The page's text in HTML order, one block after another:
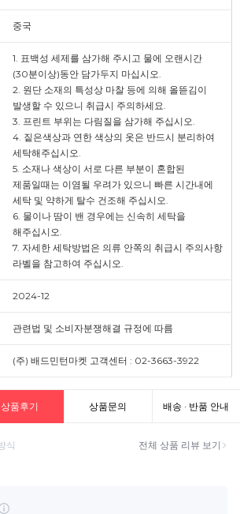
중국
1. 표백성 세제를 삼가해 주시고 물에 오랜시간
(30분이상)동안 담가두지 마십시오.
2. 원단 소재의 특성상 마찰 등에 의해 올뜯김이
발생할 수 있으니 취급시 주의하세요.
3. 프린트 부위는 다림질을 삼가해 주십시오.
4. 짙은색상과 연한 색상의 옷은 반드시 분리하여
세탁해주십시오.
5. 소재나 색상이 서로 다른 부분이 혼합된
제품일때는 이염될 우려가 있으니 빠른 시간내에
세탁 및 약하게 탈수 건조해 주십시오.
6. 물이나 땀이 밴 경우에는 신속히 세탁을
해주십시오.
7. 자세한 세탁방법은 의류 안쪽의 취급시 주의사항
라벨을 참고하여 주십시오.
2024-12
관련법 및 소비자분쟁해결 규정에 따름
(주) 배드민턴마켓 고객센터 : 02-3663-3922
상품후기 상품문의 배송 · 반품 안내